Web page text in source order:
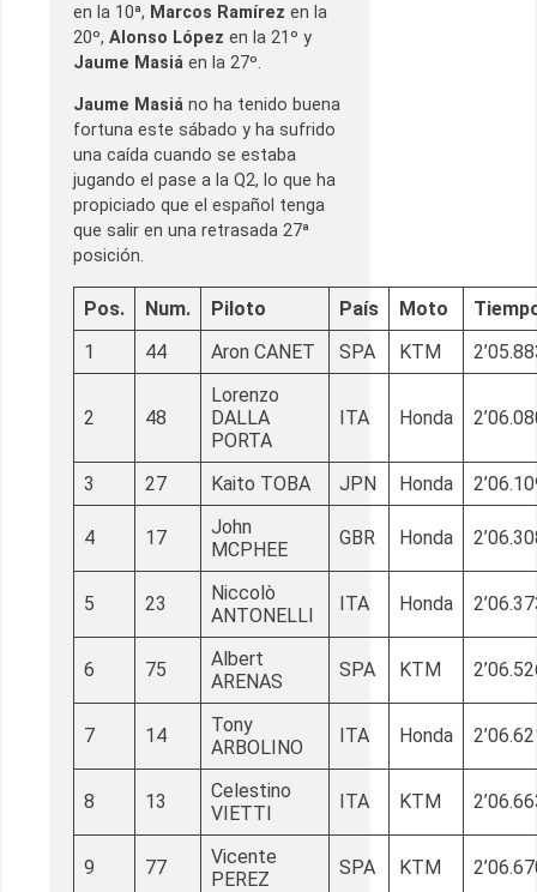
en la 10ª, Marcos Ramírez en la
20º, Alonso López en la 21º y
Jaume Masiá en la 27º.
Jaume Masiá no ha tenido buena
fortuna este sábado y ha sufrido
una caída cuando se estaba
jugando el pase a la Q2, lo que ha
propiciado que el español tenga
que salir en una retrasada 27ª
posición.
Pos. Num. Piloto País Moto
1
44 Aron CANET SPA KTM
2 48
Lorenzo
DALLA
PORTA
ITA Honda
3 27 Kaito TOBA JPN Honda
4 17
John
MCPHEE
GBR Honda
5 23
Niccolò
ANTONELLI
ITA Honda
6 75
Albert
ARENAS
SPA KTM
7 14
Tony
ARBOLINO
ITA Honda
8 13
Celestino
VIETTI
ITA KTM
9 77
Vicente
PEREZ
SPA KTM